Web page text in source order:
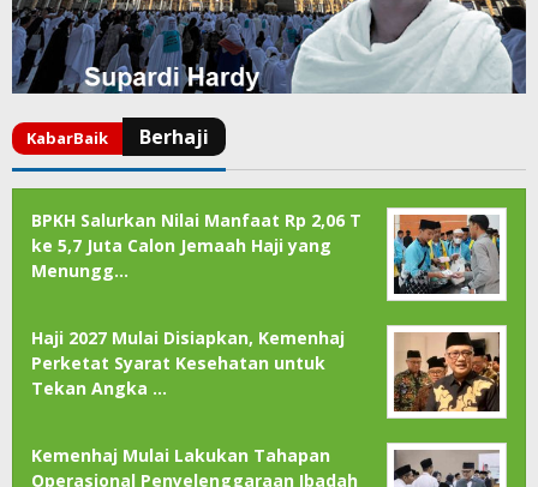
BPKH Salurkan Nilai Manfaat Rp 2,06 T
ke 5,7 Juta Calon Jemaah Haji yang
Menungg…
Haji 2027 Mulai Disiapkan, Kemenhaj
Perketat Syarat Kesehatan untuk
Tekan Angka …
Kemenhaj Mulai Lakukan Tahapan
Operasional Penyelenggaraan Ibadah